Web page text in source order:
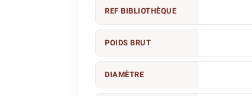
REF BIBLIOTHÈQUE
POIDS BRUT
DIAMÈTRE